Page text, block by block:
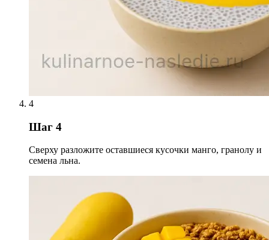
4
Шаг 4
Сверху разложите оставшиеся кусочки манго, гранолу и
семена льна.